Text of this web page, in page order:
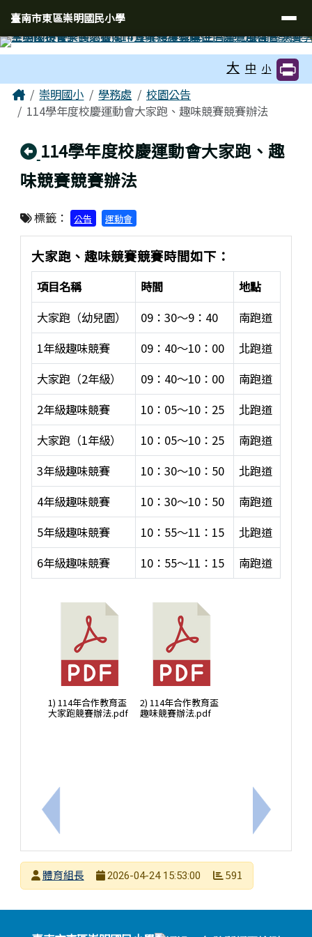
臺南市東區崇明國民小學
導覽列
臺南市東區崇明國民小學
大 中 小
主內容區域
Home崇明國小 學務處
校園公告
114學年度校慶運動會大家跑、趣味競賽競賽辦法
回上頁
114學年度校慶運動會大家跑、趣
味競賽競賽辦法
標籤： 公告 運動會
上一筆：轉知教育部國教署校園菸檳危害防制教育
大家跑、趣味競賽競賽時間如下：
項目名稱 時間
地點
大家跑（幼兒園）
09：30～9：40
南跑道
1年級趣味競賽
09：40～10：00
北跑道
大家跑（2年級）
09：40～10：00
南跑道
2年級趣味競賽
10：05～10：25
北跑道
大家跑（1年級）
10：05～10：25
南跑道
3年級趣味競賽
10：30～10：50
北跑道
4年級趣味競賽
10：30～10：50
南跑道
5年級趣味競賽
10：55～11：15
北跑道
6年級趣味競賽
10：55～11：15 南跑道
1) 114年合作教育盃
大家跑競賽辦法.pdf
2) 114年合作教育盃
趣味競賽辦法.pdf
下一筆：
發布者
體育組長
2026-04-24 15:53:00 591
頁尾區域